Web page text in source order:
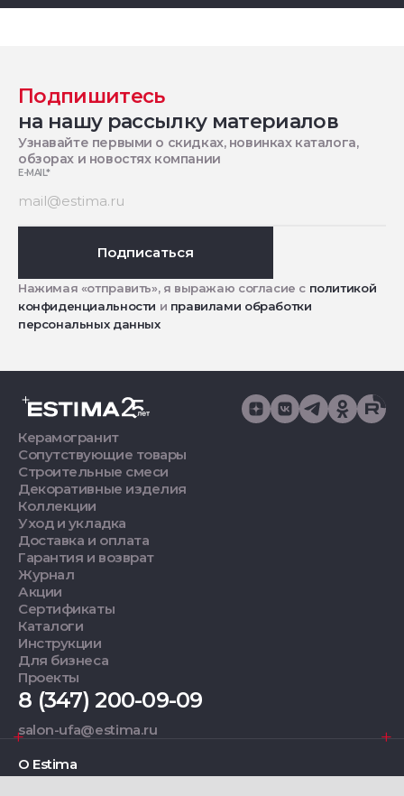
Подпишитесь
на нашу рассылку материалов
Узнавайте первыми о скидках, новинках каталога,
обзорах и новостях компании
E-MAIL*
Подписаться
Нажимая «отправить», я выражаю согласие с политикой
конфиденциальности и правилами обработки
персональных данных
Керамогранит
Сопутствующие товары
Строительные смеси
Декоративные изделия
Коллекции
Уход и укладка
Доставка и оплата
Гарантия и возврат
Журнал
Акции
Сертификаты
Каталоги
Инструкции
Для бизнеса
Проекты
8 (347) 200-09-09
salon-ufa@estima.ru
О Estima